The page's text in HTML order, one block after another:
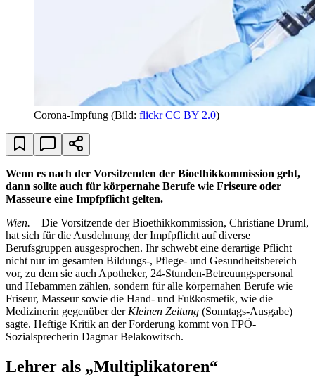
Corona-Impfung (Bild: flickr CC BY 2.0)
Wenn es nach der Vorsitzenden der Bioethikkommission geht,
dann sollte auch für körpernahe Berufe wie Friseure oder
Masseure eine Impfpflicht gelten.
Wien. – Die Vorsitzende der Bioethikkommission, Christiane Druml,
hat sich für die Ausdehnung der Impfpflicht auf diverse
Berufsgruppen ausgesprochen. Ihr schwebt eine derartige Pflicht
nicht nur im gesamten Bildungs-, Pflege- und Gesundheitsbereich
vor, zu dem sie auch Apotheker, 24-Stunden-Betreuungspersonal
und Hebammen zählen, sondern für alle körpernahen Berufe wie
Friseur, Masseur sowie die Hand- und Fußkosmetik, wie die
Medizinerin gegenüber der Kleinen Zeitung (Sonntags-Ausgabe)
sagte. Heftige Kritik an der Forderung kommt von FPÖ-
Sozialsprecherin Dagmar Belakowitsch.
Lehrer als „Multiplikatoren“